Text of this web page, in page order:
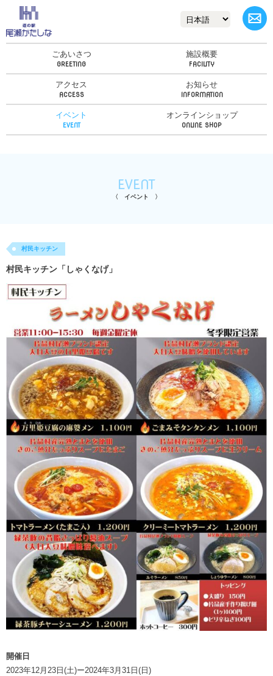
ごあいさつ 施設概要
アクセス お知らせ
イベント オンラインショップ
EVENT
イベント
村民キッチン
村民キッチン「しゃくなげ」
開催日
2023年12月23日(土)ー2024年3月31日(日)